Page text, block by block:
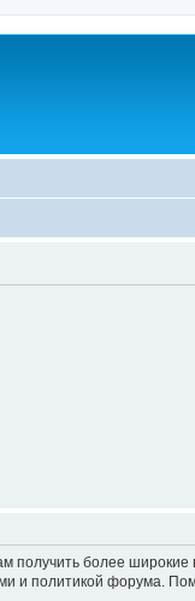
получить более
и политикой форума.